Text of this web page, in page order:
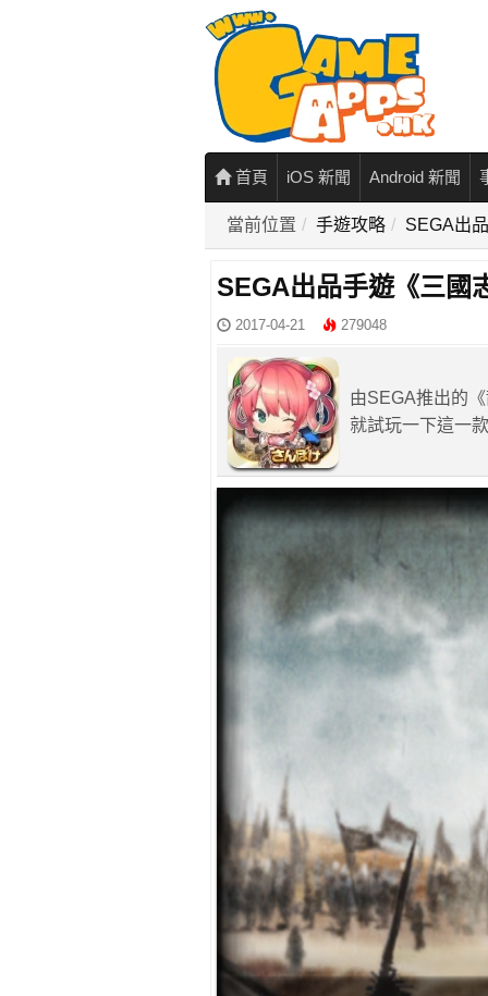
首頁 iOS 新聞 Android 新聞
當前位置 手遊攻略 SEGA出
SEGA出品手遊《三國
2017-04-21 279048
由SEGA推出的
就試玩一下這一